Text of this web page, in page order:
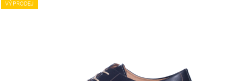
VÝPRODEJ